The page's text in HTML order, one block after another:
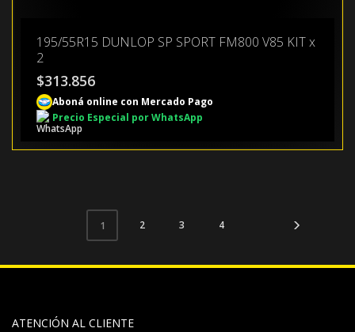
195/55R15 DUNLOP SP SPORT FM800 V85 KIT x
2
$313.856
Aboná online con Mercado Pago
Precio Especial por WhatsApp
1 2 3 4
ATENCIÓN AL CLIENTE